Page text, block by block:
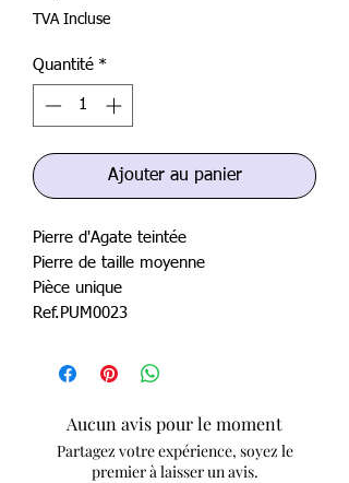
TVA Incluse
Quantité *
Ajouter au panier
Pierre d'Agate teintée
Pierre de taille moyenne
Pièce unique
Ref.PUM0023
Aucun avis pour le moment
Partagez votre expérience, soyez le
premier à laisser un avis.